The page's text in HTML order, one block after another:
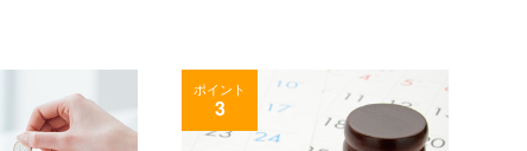
ポイント
3